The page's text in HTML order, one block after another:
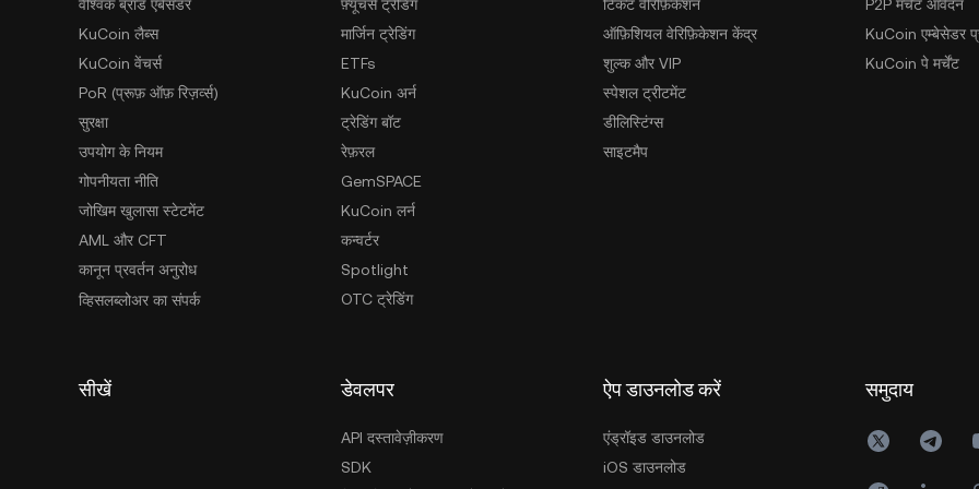
वैश्विक ब्रांड एंबेसडर
KuCoin लैब्स
KuCoin वेंचर्स
PoR (प्रूफ़ ऑफ़ रिज़र्व्स)
सुरक्षा
उपयोग के नियम
गोपनीयता नीति
जोखिम खुलासा स्टेटमेंट
AML और CFT
कानून प्रवर्तन अनुरोध
व्हिसलब्लोअर का संपर्क
फ़्यूचर्स ट्रेडिंग
मार्जिन ट्रेडिंग
ETFs
KuCoin अर्न
ट्रेडिंग बॉट
रेफ़रल
GemSPACE
KuCoin लर्न
कन्वर्टर
Spotlight
OTC ट्रेडिंग
टिकट वेरिफ़िकेशन
ऑफ़िशियल वेरिफ़िकेशन केंद्र
शुल्क और VIP
स्पेशल ट्रीटमेंट
डीलिस्टिंग्स
साइटमैप
P2P मर्चेंट आवेदन
KuCoin एम्बेसेडर
KuCoin पे मर्चेंट
सीखें डेवलपर
API दस्तावेज़ीकरण
SDK
ऐप डाउनलोड करें
एंड्रॉइड डाउनलोड
iOS डाउनलोड
समुदाय